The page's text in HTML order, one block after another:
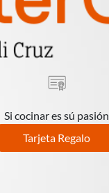
Si cocinar es sú pasión
Tarjeta Regalo